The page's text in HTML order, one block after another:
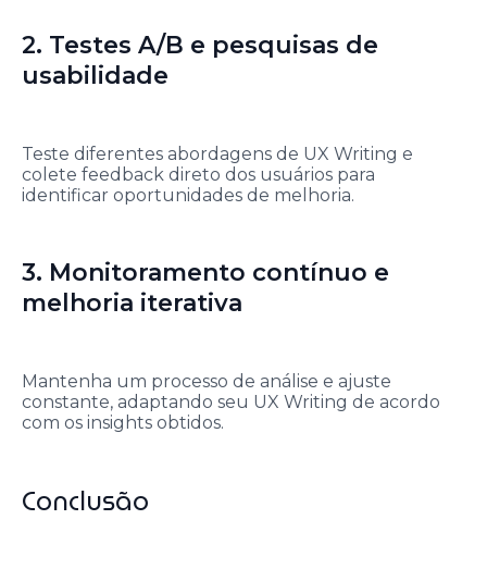
2. Testes A/B e pesquisas de
usabilidade
Teste diferentes abordagens de UX Writing e
colete feedback direto dos usuários para
identificar oportunidades de melhoria.
3. Monitoramento contínuo e
melhoria iterativa
Mantenha um processo de análise e ajuste
constante, adaptando seu UX Writing de acordo
com os insights obtidos.
Conclusão